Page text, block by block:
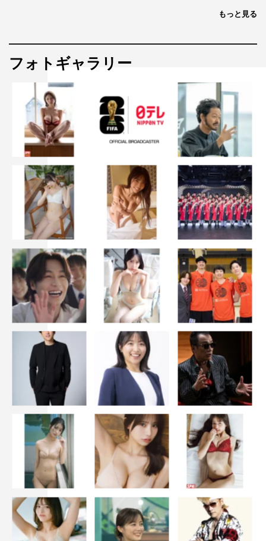
もっと見る
フォトギャラリー